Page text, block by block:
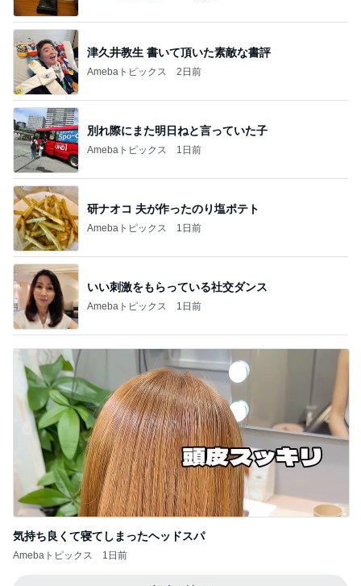
津久井教生 書いて頂いた素敵な書評
Amebaトピックス 2日前
別れ際にまた明日ねと言っていた子
Amebaトピックス 1日前
研ナオコ 夫が作ったのり塩ポテト
Amebaトピックス 1日前
いい刺激をもらっている社交ダンス
Amebaトピックス 1日前
気持ち良くて寝てしまったヘッドスパ
Amebaトピックス 1日前